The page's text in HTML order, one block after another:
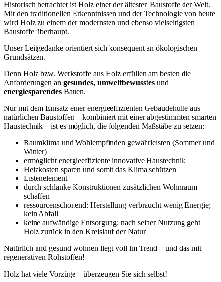
Historisch betrachtet ist Holz einer der ältesten Baustoffe der Welt.
Mit den traditionellen Erkenntnissen und der Technologie von heute
wird Holz zu einem der modernsten und ebenso vielseitigsten
Baustoffe überhaupt.
Unser Leitgedanke orientiert sich konsequent an ökologischen
Grundsätzen.
Denn Holz bzw. Werkstoffe aus Holz erfüllen am besten die
Anforderungen an gesundes, umweltbewusstes und
energiesparendes Bauen.
Nur mit dem Einsatz einer energieeffizienten Gebäudehülle aus
natürlichen Baustoffen – kombiniert mit einer abgestimmten smarten
Haustechnik – ist es möglich, die folgenden Maßstäbe zu setzen:
Raumklima und Wohlempfinden gewährleisten (Sommer und
Winter)
ermöglicht energieeffiziente innovative Haustechnik
Heizkosten sparen und somit das Klima schützen
Listenelement
durch schlanke Konstruktionen zusätzlichen Wohnraum
schaffen
ressourcenschonend: Herstellung verbraucht wenig Energie;
kein Abfall
keine aufwändige Entsorgung: nach seiner Nutzung geht
Holz zurück in den Kreislauf der Natur
Natürlich und gesund wohnen liegt voll im Trend – und das mit
regenerativen Rohstoffen!
Holz hat viele Vorzüge – überzeugen Sie sich selbst!